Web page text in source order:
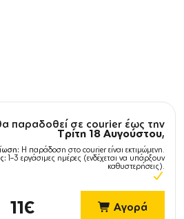
παραδοθεί σε courier έως την
Τρίτη 18 Αυγούστου,
Η παράδοση στο courier είναι εκτιμώμενη.
1–3 εργάσιμες ημέρες (ενδέχεται να υπάρξουν
καθυστερήσεις).
11€ Αγορά